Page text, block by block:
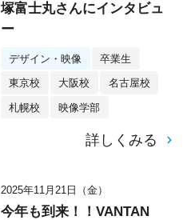
塚富士丸さんにインタビュ
ー
デザイン・映像 卒業生
東京校 大阪校 名古屋校
札幌校 映像学部
詳しくみる
2025年11月21日（金）
今年も到来！！VANTAN